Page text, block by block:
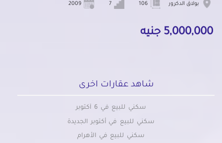
بولاق الدكرور 7
5,000,000 جنيه
شاهد عقارات اخرى
سكني للبيع في 6 أكتوبر
سكني للبيع في أكتوبر الجديدة
سكني للبيع في الأهرام